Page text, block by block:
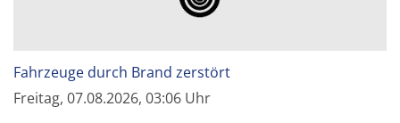
Fahrzeuge durch Brand zerstört
Freitag, 07.08.2026, 03:06 Uhr